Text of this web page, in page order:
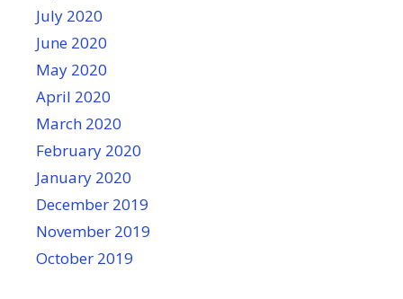
July 2020
June 2020
May 2020
April 2020
March 2020
February 2020
January 2020
December 2019
November 2019
October 2019